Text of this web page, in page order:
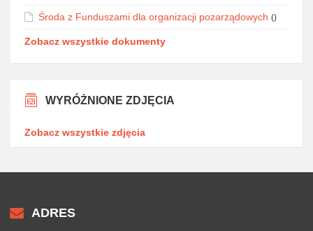
Środa z Funduszami dla organizacji pozarządowych ()
Zobacz wszystkie dokumenty
WYRÓŻNIONE ZDJĘCIA
Zobacz wszystkie zdjęcia
ADRES